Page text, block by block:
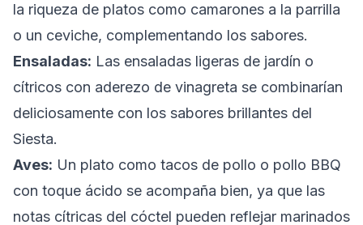
la riqueza de platos como camarones a la parrilla
o un ceviche, complementando los sabores.
Ensaladas: Las ensaladas ligeras de jardín o
cítricos con aderezo de vinagreta se combinarían
deliciosamente con los sabores brillantes del
Siesta.
Aves: Un plato como tacos de pollo o pollo BBQ
con toque ácido se acompaña bien, ya que las
notas cítricas del cóctel pueden reflejar marinados